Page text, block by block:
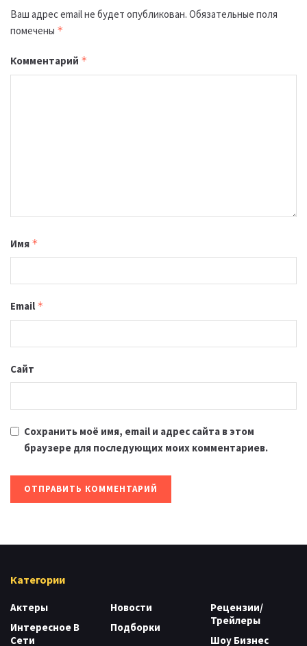
Ваш адрес email не будет опубликован. Обязательные поля
помечены *
Комментарий *
Имя *
Email *
Сайт
Сохранить моё имя, email и адрес сайта в этом
браузере для последующих моих комментариев.
Категории
Актеры
Интересное В
Сети
Новости
Подборки
Рецензии/
Трейлеры
Шоу Бизнес